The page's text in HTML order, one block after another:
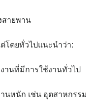
สายพาน
โดยทั่วไปแนะนำว่า:
านที่มีการใช้งานทั่วไป
นหนัก เช่น อุตสาหกรรม